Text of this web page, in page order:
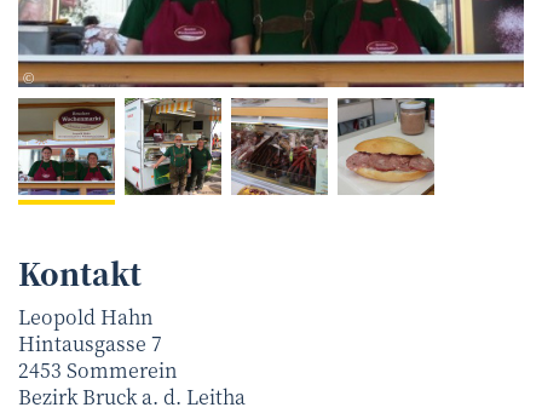
©Christoph Hovorka
Kontakt
Leopold Hahn
Hintausgasse 7
2453 Sommerein
BezirkBruck a. d. Leitha